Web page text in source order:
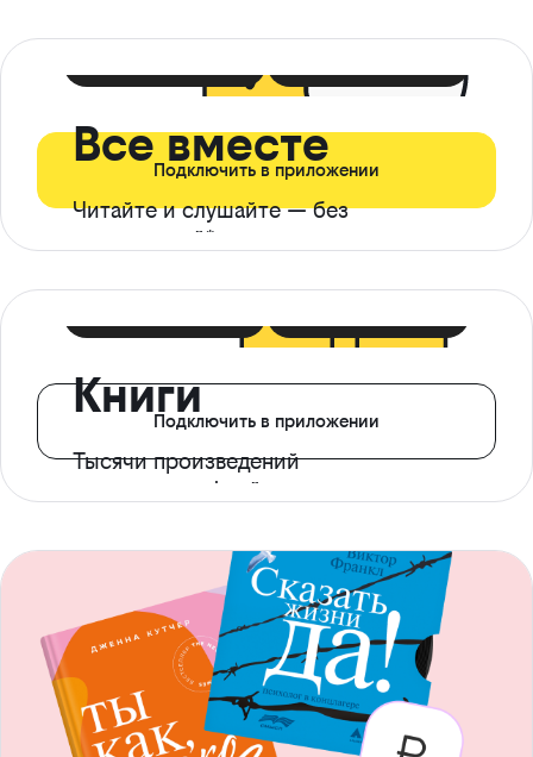
Все вместе
Читайте и слушайте — без
ограничений*
Подключить в приложении
Книги
Тысячи произведений
с доступом офлайн
Подключить в приложении